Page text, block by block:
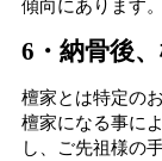
傾向にあります。
6・納骨後
檀家とは特定の
檀家になる事に
し、ご先祖様の